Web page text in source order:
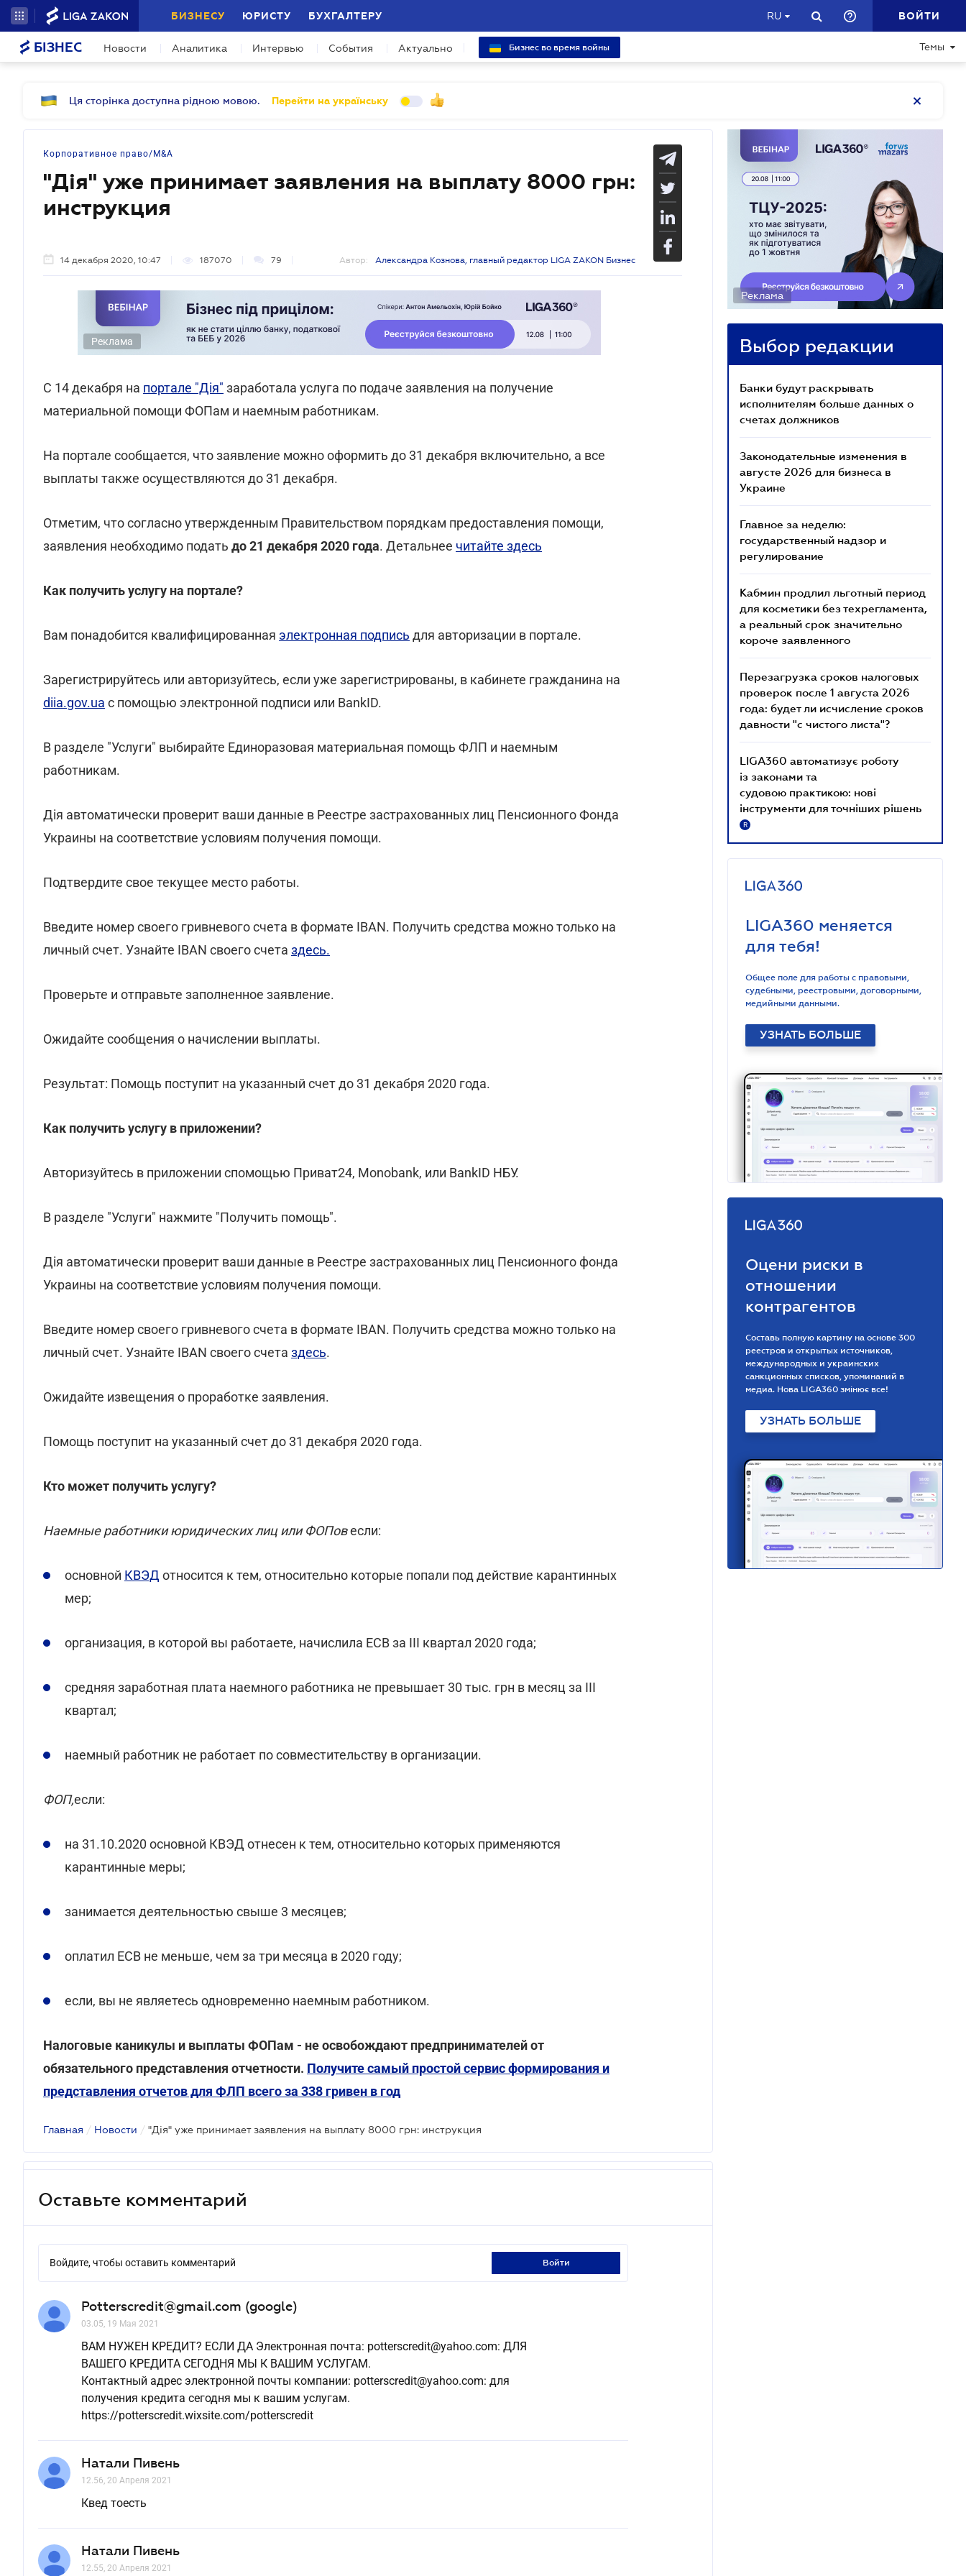
БИЗНЕСУ ЮРИСТУ БУХГАЛТЕРУ RU ВОЙТИ
БІЗНЕС Новости Аналитика Интервью События Актуально Бизнес во время войны Темы
Ця сторінка доступна рідною мовою. Перейти на українську
Корпоративное право/M&A
"Дія" уже принимает заявления на выплату 8000 грн:
инструкция
14 декабря 2020, 10:47 187070 79 Автор: Александра Кознова, главный редактор LIGA ZAKON Бизнес
Реклама
С 14 декабря на портале "Дія" заработала услуга по подаче заявления на получение
материальной помощи ФОПам и наемным работникам.
На портале сообщается, что заявление можно оформить до 31 декабря включительно, а все
выплаты также осуществляются до 31 декабря.
Отметим, что согласно утвержденным Правительством порядкам предоставления помощи,
заявления необходимо подать до 21 декабря 2020 года. Детальнее читайте здесь
Как получить услугу на портале?
Вам понадобится квалифицированная электронная подпись для авторизации в портале.
Зарегистрируйтесь или авторизуйтесь, если уже зарегистрированы, в кабинете гражданина на
diia.gov.ua с помощью электронной подписи или BankID.
В разделе "Услуги" выбирайте Единоразовая материальная помощь ФЛП и наемным
работникам.
Дія автоматически проверит ваши данные в Реестре застрахованных лиц Пенсионного Фонда
Украины на соответствие условиям получения помощи.
Подтвердите свое текущее место работы.
Введите номер своего гривневого счета в формате IBAN. Получить средства можно только на
личный счет. Узнайте IBAN своего счета здесь.
Проверьте и отправьте заполненное заявление.
Ожидайте сообщения о начислении выплаты.
Результат: Помощь поступит на указанный счет до 31 декабря 2020 года.
Как получить услугу в приложении?
Авторизуйтесь в приложении спомощью Приват24, Monobank, или BankID НБУ.
В разделе "Услуги" нажмите "Получить помощь".
Дія автоматически проверит ваши данные в Реестре застрахованных лиц Пенсионного фонда
Украины на соответствие условиям получения помощи.
Введите номер своего гривневого счета в формате IBAN. Получить средства можно только на
личный счет. Узнайте IBAN своего счета здесь.
Ожидайте извещения о проработке заявления.
Помощь поступит на указанный счет до 31 декабря 2020 года.
Кто может получить услугу?
Наемные работники юридических лиц или ФОПовесли:
основной КВЭД относится к тем, относительно которые попали под действие карантинных
мер;
организация, в которой вы работаете, начислила ЕСВ за ІІІ квартал 2020 года;
средняя заработная плата наемного работника не превышает 30 тыс. грн в месяц за ІІІ
квартал;
наемный работник не работает по совместительству в организации.
ФОП,если:
на 31.10.2020 основной КВЭД отнесен к тем, относительно которых применяются
карантинные меры;
занимается деятельностью свыше 3 месяцев;
оплатил ЕСВ не меньше, чем за три месяца в 2020 году;
если, вы не являетесь одновременно наемным работником.
Налоговые каникулы и выплаты ФОПам - не освобождают предпринимателей от
обязательного представления отчетности. Получите самый простой сервис формирования и
представления отчетов для ФЛП всего за 338 гривен в год
Главная / Новости / "Дія" уже принимает заявления на выплату 8000 грн: инструкция
Оставьте комментарий
Войдите, чтобы оставить комментарий войти
Potterscredit@gmail.com (google)
03.05, 19 Мая 2021
ВАМ НУЖЕН КРЕДИТ? ЕСЛИ ДА Электронная почта: potterscredit@yahoo.com: ДЛЯ
ВАШЕГО КРЕДИТА СЕГОДНЯ МЫ К ВАШИМ УСЛУГАМ.
Контактный адрес электронной почты компании: potterscredit@yahoo.com: для
получения кредита сегодня мы к вашим услугам.
https://potterscredit.wixsite.com/potterscredit
Натали Пивень
12.56, 20 Апреля 2021
Квед тоесть
Натали Пивень
12.55, 20 Апреля 2021
Реклама
Выбор редакции
Банки будут раскрывать
исполнителям больше данных о
счетах должников
Законодательные изменения в
августе 2026 для бизнеса в
Украине
Главное за неделю:
государственный надзор и
регулирование
Кабмин продлил льготный период
для косметики без техрегламента,
а реальный срок значительно
короче заявленного
Перезагрузка сроков налоговых
проверок после 1 августа 2026
года: будет ли исчисление сроков
давности "с чистого листа"?
LIGA360 автоматизує роботу
із законами та
судовою практикою: нові
інструменти для точніших рішень
R
LIGA360 меняется
для тебя!
Общее поле для работы с правовыми,
судебными, реестровыми, договорными,
медийными данными.
УЗНАТЬ БОЛЬШЕ
Оцени риски в
отношении
контрагентов
Составь полную картину на основе 300
реестров и открытых источников,
международных и украинских
санкционных списков, упоминаний в
медиа. Нова LIGA360 змінює все!
УЗНАТЬ БОЛЬШЕ